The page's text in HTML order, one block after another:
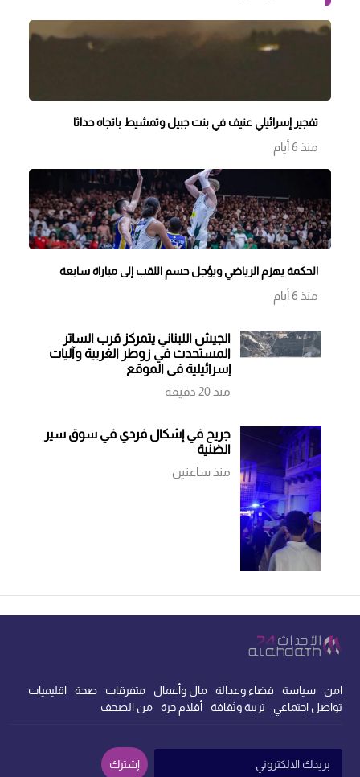
تفجير إسرائيلي عنيف في بنت جبيل وتمشيط باتجاه حداثا
منذ 6 أيام
الحكمة يهزم الرياضي ويؤجل حسم اللقب إلى مباراة سابعة
منذ 6 أيام
الجيش اللبناني يتمركز قرب الساتر
المستحدث في زوطر الغربية وآليات
إسرائيلية في الموقع
منذ 20 دقيقة
جريح في إشكال فردي في سوق سير
الضنية
منذ ساعتين
امن سياسة قضاء وعدالة مال وأعمال متفرقات صحة
اقليميات
تواصل اجتماعي
تربية وثقافة أقلام حرة من الصحف
إشترك